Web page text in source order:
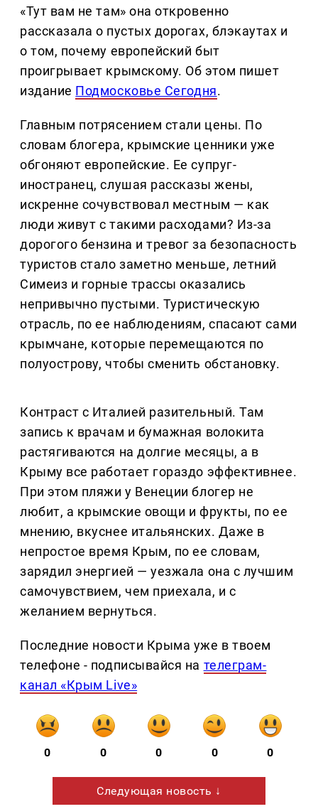
«Тут вам не там» она откровенно
рассказала о пустых дорогах, блэкаутах и
о том, почему европейский быт
проигрывает крымскому. Об этом пишет
издание Подмосковье Сегодня.
Главным потрясением стали цены. По
словам блогера, крымские ценники уже
обгоняют европейские. Ее супруг-
иностранец, слушая рассказы жены,
искренне сочувствовал местным — как
люди живут с такими расходами? Из-за
дорогого бензина и тревог за безопасность
туристов стало заметно меньше, летний
Симеиз и горные трассы оказались
непривычно пустыми. Туристическую
отрасль, по ее наблюдениям, спасают сами
крымчане, которые перемещаются по
полуострову, чтобы сменить обстановку.
Контраст с Италией разительный. Там
запись к врачам и бумажная волокита
растягиваются на долгие месяцы, а в
Крыму все работает гораздо эффективнее.
При этом пляжи у Венеции блогер не
любит, а крымские овощи и фрукты, по ее
мнению, вкуснее итальянских. Даже в
непростое время Крым, по ее словам,
зарядил энергией — уезжала она с лучшим
самочувствием, чем приехала, и с
желанием вернуться.
Последние новости Крыма уже в твоем
телефоне - подписывайся на телеграм-
канал «Крым Live»
0 0 0 0 0
Следующая новость ↓